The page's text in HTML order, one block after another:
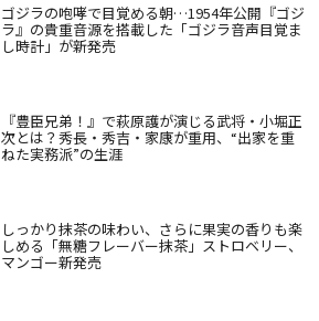
ゴジラの咆哮で目覚める朝…1954年公開『ゴジ
ラ』の貴重音源を搭載した「ゴジラ音声目覚ま
し時計」が新発売
『豊臣兄弟！』で萩原護が演じる武将・小堀正
次とは？秀長・秀吉・家康が重用、“出家を重
ねた実務派”の生涯
しっかり抹茶の味わい、さらに果実の香りも楽
しめる「無糖フレーバー抹茶」ストロベリー、
マンゴー新発売